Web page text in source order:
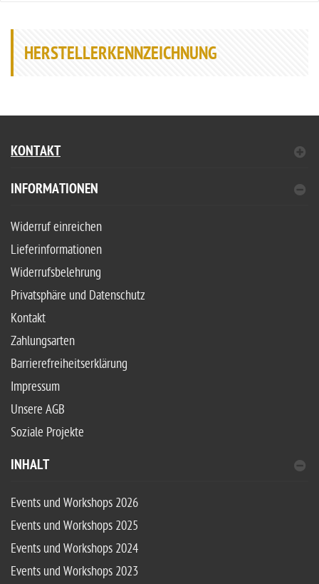
HERSTELLERKENNZEICHNUNG
KONTAKT
INFORMATIONEN
Widerruf einreichen
Lieferinformationen
Widerrufsbelehrung
Privatsphäre und Datenschutz
Kontakt
Zahlungsarten
Barrierefreiheitserklärung
Impressum
Unsere AGB
Soziale Projekte
INHALT
Events und Workshops 2026
Events und Workshops 2025
Events und Workshops 2024
Events und Workshops 2023